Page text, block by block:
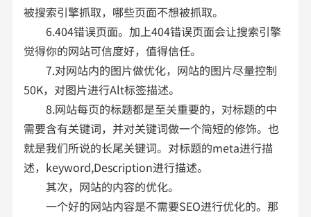
被搜索引擎抓取，哪些页面不想被抓取。
6.404错误页面。加上404错误页面会让搜索引擎
觉得你的网站可信度好，值得信任。
7.对网站内的图片做优化，网站的图片尽量控制
50K，对图片进行Alt标签描述。
8.网站每页的标题都是至关重要的，对标题的中
需要含有关键词，并对关键词做一个简短的修饰。也
就是我们所说的长尾关键词。对标题的meta进行描
述，keyword,Description进行描述。
其次，网站的内容的优化。
一个好的网站内容是不需要SEO进行优化的。那